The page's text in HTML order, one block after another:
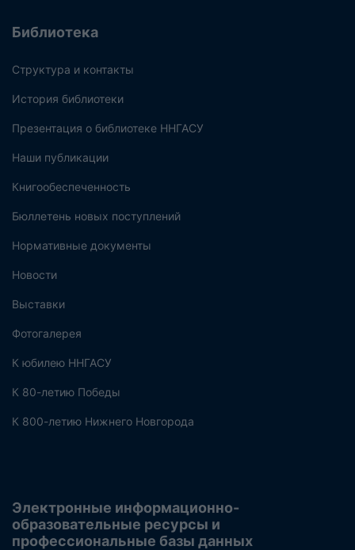
Библиотека
Структура и контакты
История библиотеки
Презентация о библиотеке ННГАСУ
Наши публикации
Книгообеспеченность
Бюллетень новых поступлений
Нормативные документы
Новости
Выставки
Фотогалерея
К юбилею ННГАСУ
К 80-летию Победы
К 800-летию Нижнего Новгорода
Электронные информационно-
образовательные ресурсы и
профессиональные базы данных